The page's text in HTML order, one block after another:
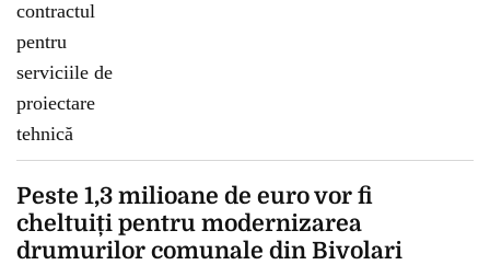
Peste 1,3 milioane de euro vor fi
cheltuiți pentru modernizarea
drumurilor comunale din Bivolari